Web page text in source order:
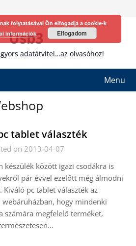
Usb3
adatátvitel…az olvasóhoz!
Menu
tablet választék
on 2013-04-07
készülék között igazi csodákra is
pár évvel ezelőtt még álmodni
pc tablet választék az
hogy mindenki
számára megfelelő terméket,
folytatásával Ön elfogadja a cookie-k
információk Elfogadom